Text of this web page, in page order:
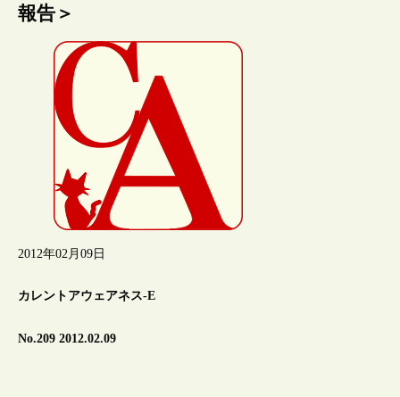
報告＞
2012年02月09日
カレントアウェアネス-E
No.209 2012.02.09